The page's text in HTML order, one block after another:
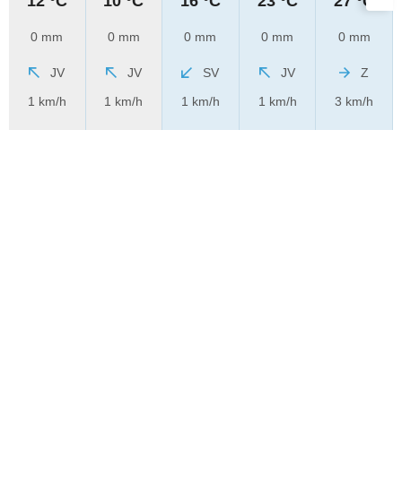
0 mm
JV
1 km/h
0 mm
JV
1 km/h
0 mm
SV
1 km/h
0 mm
JV
1 km/h
0 mm
Z
3 km/h